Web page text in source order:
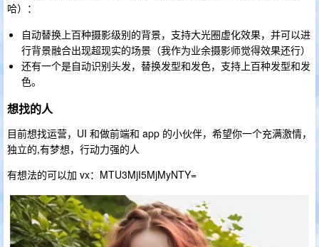
哈）：
自动替换上百种摄影级别的背景，支持大光圈虚化效果，并可以进
行背景融合出现超现实的场景（我作为业余摄影师觉得效果还行）
还有一个是自动识别头发，替换发型和发色，支持上百种发型和发
色。
想找的人
目前想找运营，UI 和做前端和 app 的小伙伴，希望你一个充满激情，
独立的,有梦想，行动力强的人
有想法的可以加 vx：MTU3MjI5MjMyNTY=